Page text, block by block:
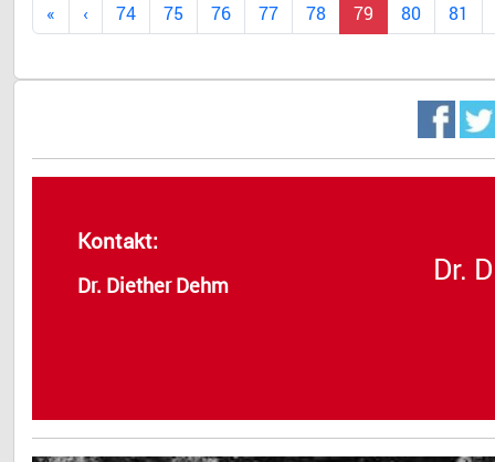
Dr.
74 75 76 77 78 79 80 81
Kontakt:
Dr. Diether Dehm